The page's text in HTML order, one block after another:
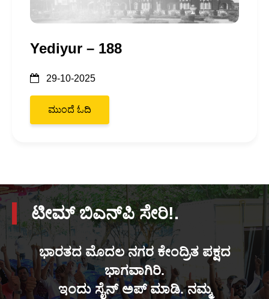
Yediyur – 188
29-10-2025
ಮುಂದೆ ಓದಿ
ಟೀಮ್ ಬಿಎನ್‌ಪಿ ಸೇರಿ!.
ಭಾರತದ ಮೊದಲ ನಗರ ಕೇಂದ್ರಿತ ಪಕ್ಷದ
ಭಾಗವಾಗಿರಿ.
ಇಂದು ಸೈನ್ ಅಪ್ ಮಾಡಿ. ನಮ್ಮ